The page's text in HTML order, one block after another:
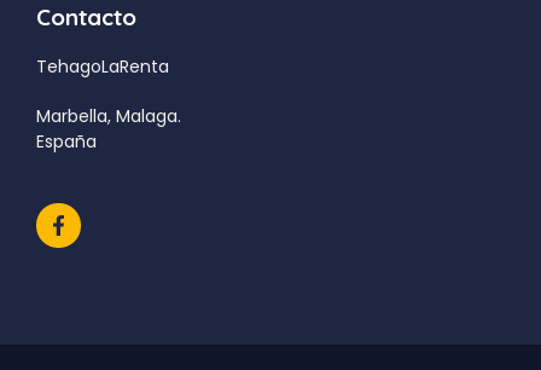
Contacto
TehagoLaRenta
Marbella, Malaga.
España